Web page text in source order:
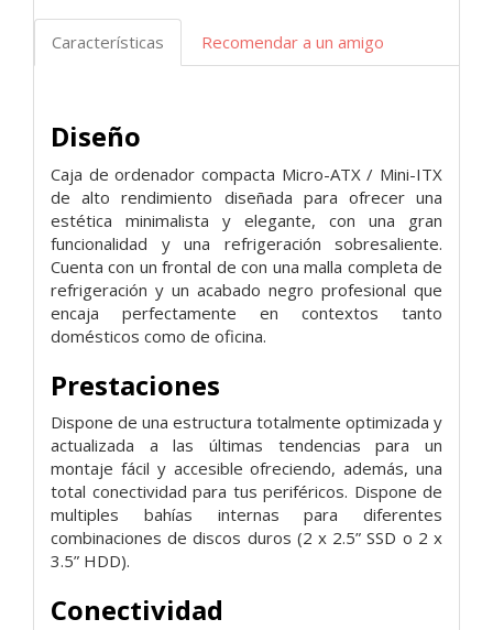
Características Recomendar a un amigo
Diseño
Caja de ordenador compacta Micro-ATX / Mini-ITX
de alto rendimiento diseñada para ofrecer una
estética minimalista y elegante, con una gran
funcionalidad y una refrigeración sobresaliente.
Cuenta con un frontal de con una malla completa de
refrigeración y un acabado negro profesional que
encaja perfectamente en contextos tanto
domésticos como de oficina.
Prestaciones
Dispone de una estructura totalmente optimizada y
actualizada a las últimas tendencias para un
montaje fácil y accesible ofreciendo, además, una
total conectividad para tus periféricos. Dispone de
multiples bahías internas para diferentes
combinaciones de discos duros (2 x 2.5” SSD o 2 x
3.5” HDD).
Conectividad